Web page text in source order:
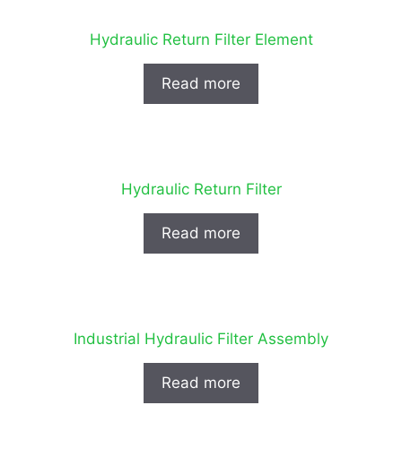
Hydraulic Return Filter Element
Read more
Hydraulic Return Filter
Read more
Industrial Hydraulic Filter Assembly
Read more